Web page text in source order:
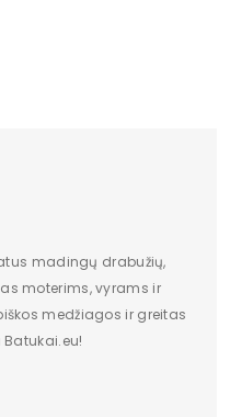
madingų drabužių,
moterims, vyrams ir
medžiagos ir greitas